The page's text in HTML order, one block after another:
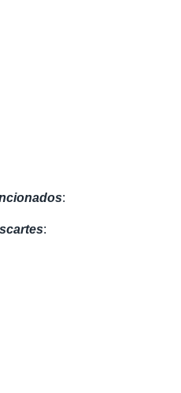
:
: